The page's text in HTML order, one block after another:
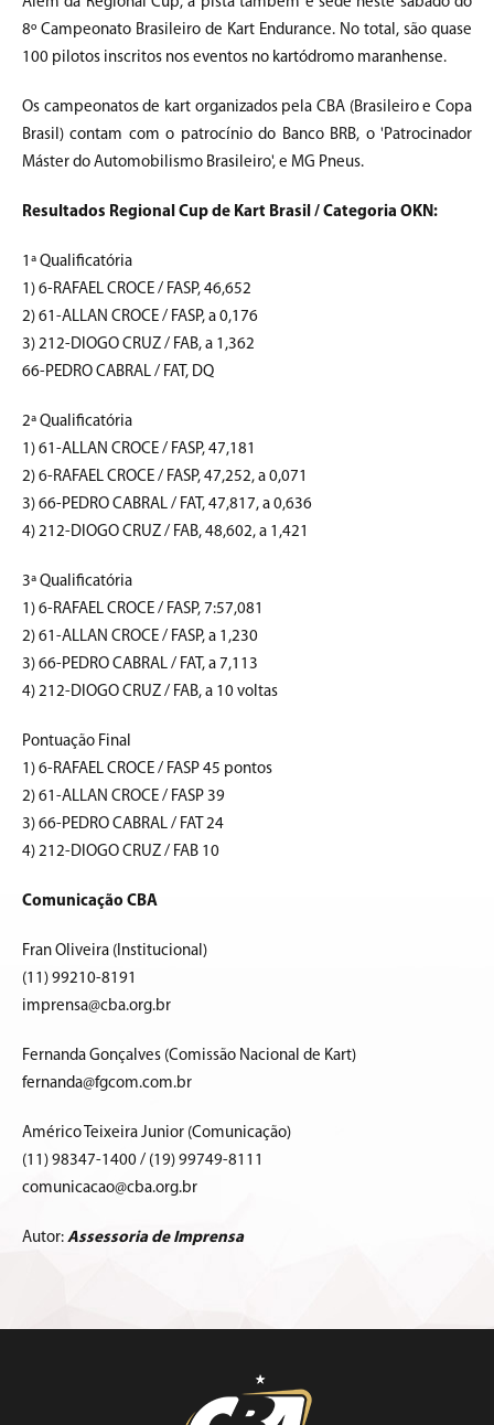
8º Campeonato Brasileiro de Kart Endurance. No total, são quase
100 pilotos inscritos nos eventos no kartódromo maranhense.
Os campeonatos de kart organizados pela CBA (Brasileiro e Copa
Brasil) contam com o patrocínio do Banco BRB, o 'Patrocinador
Máster do Automobilismo Brasileiro', e MG Pneus.
Resultados Regional Cup de Kart Brasil / Categoria OKN:
1ª Qualificatória
1) 6-RAFAEL CROCE / FASP, 46,652
2) 61-ALLAN CROCE / FASP, a 0,176
3) 212-DIOGO CRUZ / FAB, a 1,362
66-PEDRO CABRAL / FAT, DQ
2ª Qualificatória
1) 61-ALLAN CROCE / FASP, 47,181
2) 6-RAFAEL CROCE / FASP, 47,252, a 0,071
3) 66-PEDRO CABRAL / FAT, 47,817, a 0,636
4) 212-DIOGO CRUZ / FAB, 48,602, a 1,421
3ª Qualificatória
1) 6-RAFAEL CROCE / FASP, 7:57,081
2) 61-ALLAN CROCE / FASP, a 1,230
3) 66-PEDRO CABRAL / FAT, a 7,113
4) 212-DIOGO CRUZ / FAB, a 10 voltas
Pontuação Final
1) 6-RAFAEL CROCE / FASP 45 pontos
2) 61-ALLAN CROCE / FASP 39
3) 66-PEDRO CABRAL / FAT 24
4) 212-DIOGO CRUZ / FAB 10
Comunicação CBA
Fran Oliveira (Institucional)
(11) 99210-8191
imprensa@cba.org.br
Fernanda Gonçalves (Comissão Nacional de Kart)
fernanda@fgcom.com.br
Américo Teixeira Junior (Comunicação)
(11) 98347-1400 / (19) 99749-8111
comunicacao@cba.org.br
Autor: Assessoria de Imprensa